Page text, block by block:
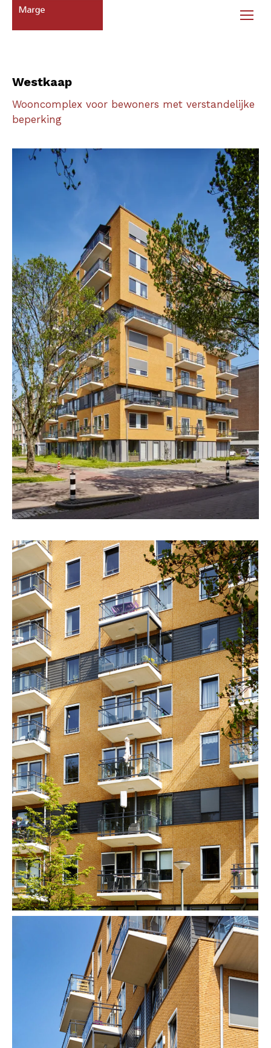
Westkaap
Wooncomplex voor bewoners met verstandelijke
beperking